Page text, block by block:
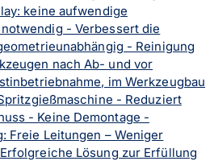
keine aufwendige
- Verbessert die
- Reinigung
nach Ab- und vor
im Werkzeugbau
- Reduziert
- Keine Demontage -
Freie Leitungen – Weniger
Lösung zur Erfüllung